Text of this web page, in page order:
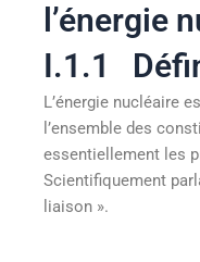
l’énergie
I.1.1
L’énergie nucléaire
l’ensemble des
essentiellement les
Scientifiquement
liaison ».